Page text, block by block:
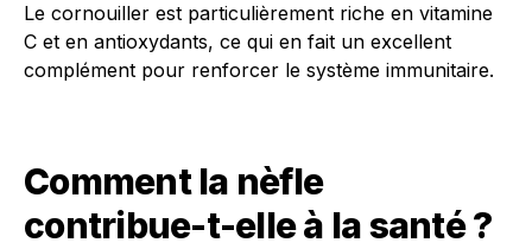
Le cornouiller est particulièrement riche en vitamine
C et en antioxydants, ce qui en fait un excellent
complément pour renforcer le système immunitaire.
Comment la nèfle
contribue-t-elle à la santé ?